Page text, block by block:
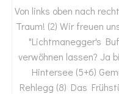
Von links oben nach
Traum! (2) Wir freuen
"Lichtmanegger's
verwöhnen lassen?
Hintersee (5+6)
Rehlegg (8) Das